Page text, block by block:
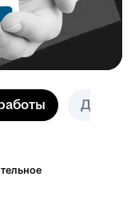
Другое